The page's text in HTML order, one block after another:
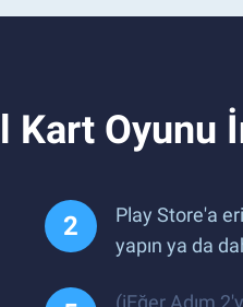
Kart Oyunu
Play Store'a
yapın ya da
(iEğer Adım